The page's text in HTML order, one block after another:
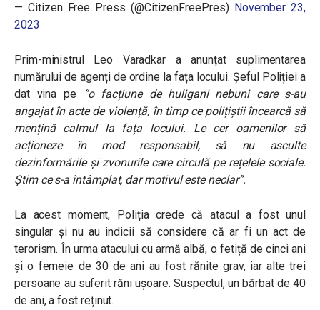
— Citizen Free Press (@CitizenFreePres) November 23,
2023
Prim-ministrul Leo Varadkar a anunțat suplimentarea
numărului de agenți de ordine la fața locului. Șeful Poliției a
dat vina pe
“o facțiune de huligani nebuni care s-au
angajat în acte de violență, în timp ce polițiștii încearcă să
mențină calmul la fața locului. Le cer oamenilor să
acționeze în mod responsabil, să nu asculte
dezinformările și zvonurile care circulă pe rețelele sociale.
Știm ce s-a întâmplat, dar motivul este neclar”.
La acest moment, Poliția crede că atacul a fost unul
singular și nu au indicii să considere că ar fi un act de
terorism. În urma atacului cu armă albă, o fetiță de cinci ani
și o femeie de 30 de ani au fost rănite grav, iar alte trei
persoane au suferit răni ușoare. Suspectul, un bărbat de 40
de ani, a fost reținut.